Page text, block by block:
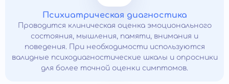
Психиатрическая диагностика
Проводится клиническая оценка эмоционального
состояния, мышления, памяти, внимания и
поведения. При необходимости используются
валидные психодиагностические шкалы и опросники
для более точной оценки симптомов.